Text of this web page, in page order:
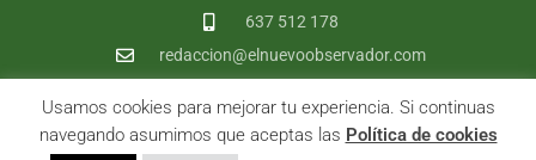
637 512 178
redaccion@elnuevoobservador.com
Copyright ©2026 El Nuevo Observador | Sumurdigital Diseño web
yDesarrollo| All Rights Reserved |
Usamos cookies para mejorar tu experiencia. Si continuas
navegando asumimos que aceptas las Política de cookies